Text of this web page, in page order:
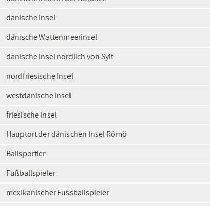
dänische Insel
dänische Wattenmeerinsel
dänische Insel nördlich von Sylt
nordfriesische Insel
westdänische Insel
friesische Insel
Hauptort der dänischen Insel Römö
Ballsportler
Fußballspieler
mexikanischer Fussballspieler